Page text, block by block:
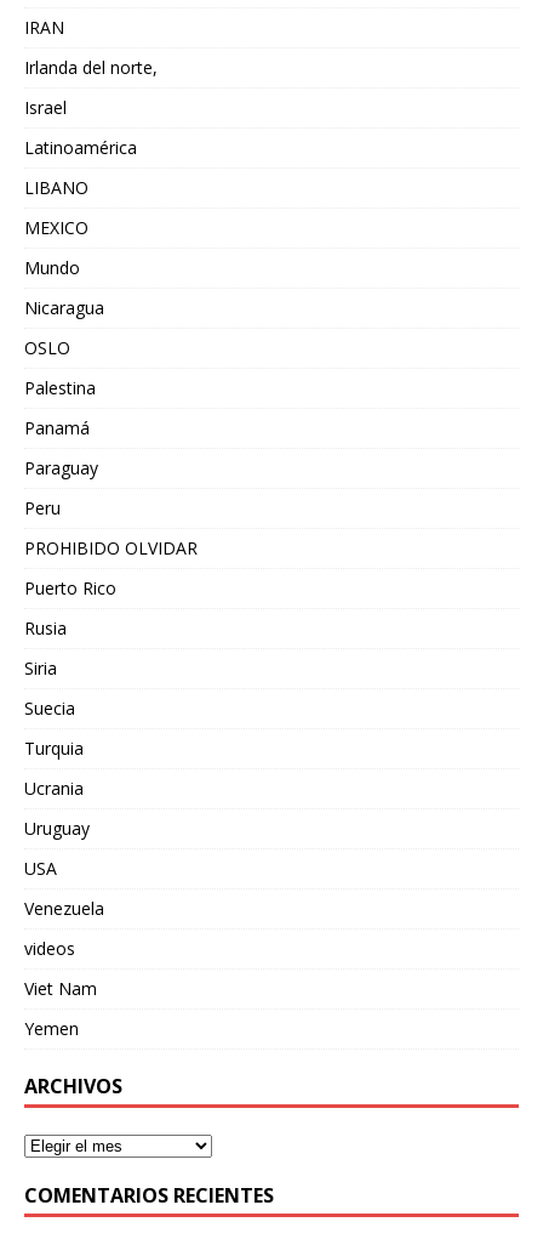
IRAN
Irlanda del norte,
Israel
Latinoamérica
LIBANO
MEXICO
Mundo
Nicaragua
OSLO
Palestina
Panamá
Paraguay
Peru
PROHIBIDO OLVIDAR
Puerto Rico
Rusia
Siria
Suecia
Turquia
Ucrania
Uruguay
USA
Venezuela
videos
Viet Nam
Yemen
ARCHIVOS
COMENTARIOS RECIENTES